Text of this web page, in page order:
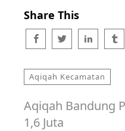
Share This
Aqiqah Kecamatan
Aqiqah Bandung
1,6 Juta